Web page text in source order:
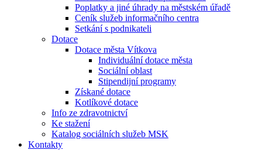
Poplatky a jiné úhrady na městském úřadě
Ceník služeb informačního centra
Setkání s podnikateli
Dotace
Dotace města Vítkova
Individuální dotace města
Sociální oblast
Stipendijní programy
Získané dotace
Kotlíkové dotace
Info ze zdravotnictví
Ke stažení
Katalog sociálních služeb MSK
Kontakty